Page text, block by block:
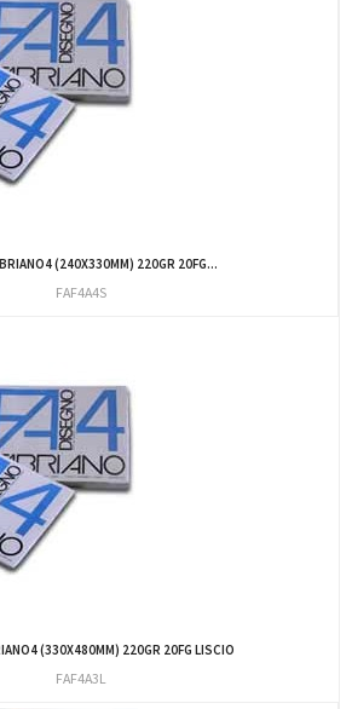
(240X330MM) 220GR 20FG...
FAF4A4S
(330X480MM) 220GR 20FG LISCIO
FAF4A3L